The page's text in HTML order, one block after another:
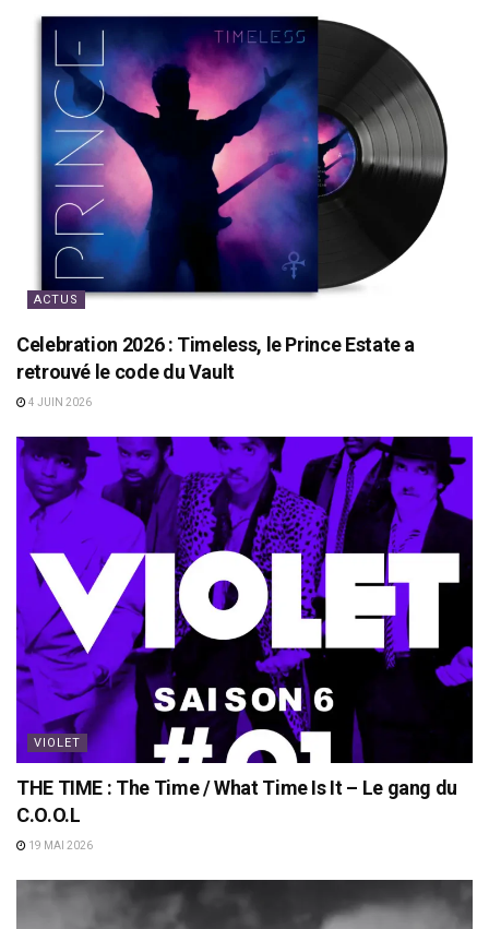
ACTUS
Celebration 2026 : Timeless, le Prince Estate a
retrouvé le code du Vault
4 JUIN 2026
VIOLET
THE TIME : The Time / What Time Is It – Le gang du
C.O.O.L
19 MAI 2026